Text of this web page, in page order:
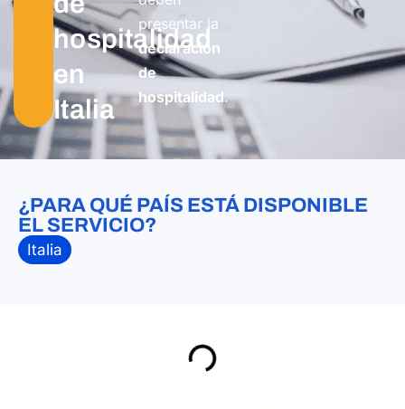
hospitalidad
en
Italia
presentar la
declaración
de
hospitalidad.
¿PARA QUÉ PAÍS ESTÁ DISPONIBLE
EL SERVICIO?
Italia